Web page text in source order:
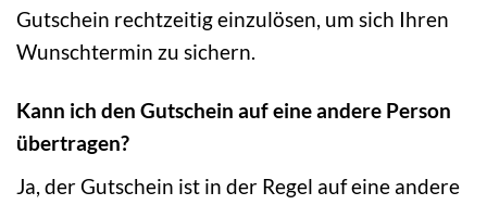
Gutschein rechtzeitig einzulösen, um sich Ihren
Wunschtermin zu sichern.
Kann ich den Gutschein auf eine andere Person
übertragen?
Ja, der Gutschein ist in der Regel auf eine andere